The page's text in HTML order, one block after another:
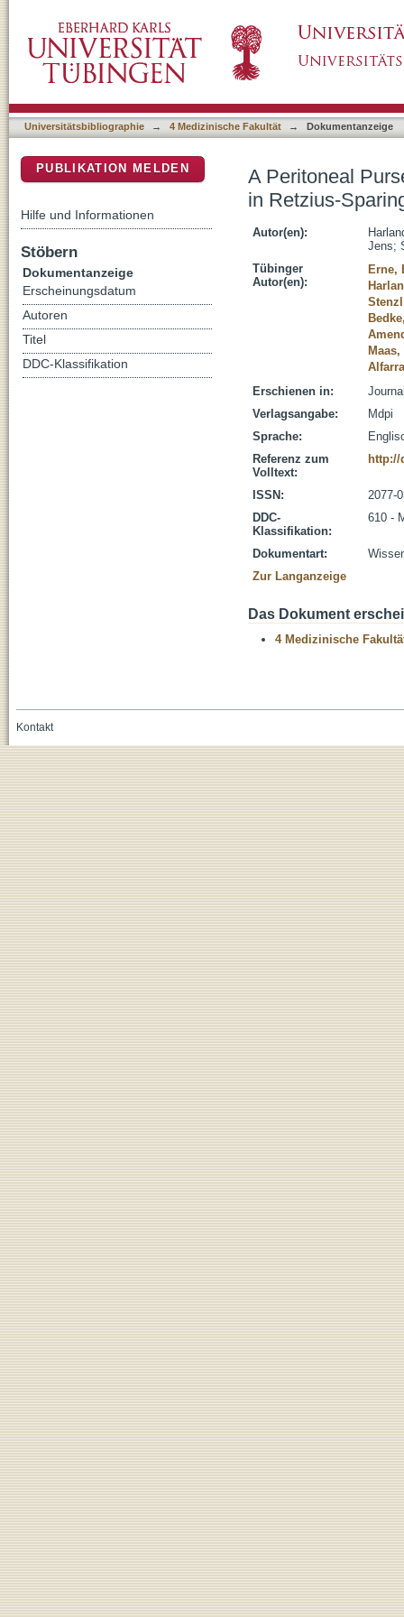
Assisted Radical Prostatectomy
Universitätsbibliographie → 4 Medizinische Fakultät → Dokumentanzeige
A Peritoneal
in Retzius-
Autor(en):
Jens;
Tübinger
Autor(en):
Erne,
Erschienen in:
Verlagsangabe:
Mdpi
Sprache:
Referenz zum
Volltext:
http://
ISSN:
2077-
DDC-
Klassifikation:
610 -
Dokumentart:
Zur Langanzeige
Das Dokument
4 Medizinische
PUBLIKATION MELDEN
Hilfe und Informationen
Stöbern
Dokumentanzeige
Erscheinungsdatum
Autoren
Titel
DDC-Klassifikation
Kontakt